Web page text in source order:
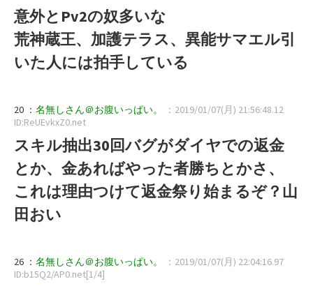
意外とPv2の奴多いな
荒神蔵王、加護テラス、異能サマエル引
いた人には拍手している
20 ： 名無しさん＠お腹いっぱい。
：2019/01/07(月) 21:56:48.12
ID:ReUEvkxZ0.net
スキル抽出30回バグがダイヤでの返金
とか、金あればやった者勝ちとかさ、
これは理由つけて返金祭り始まるぞ？山
田おい
26 ： 名無しさん＠お腹いっぱい。
：2019/01/07(月) 22:04:16.97
ID:b15Q2/AP0.net[1/4]